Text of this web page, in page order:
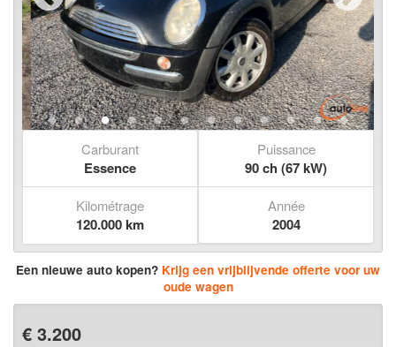
Carburant
Essence
Puissance
90 ch (67 kW)
Kilométrage
120.000 km
Année
2004
Een nieuwe auto kopen? Krijg een vrijblijvende offerte voor uw
oude wagen
€ 3.200